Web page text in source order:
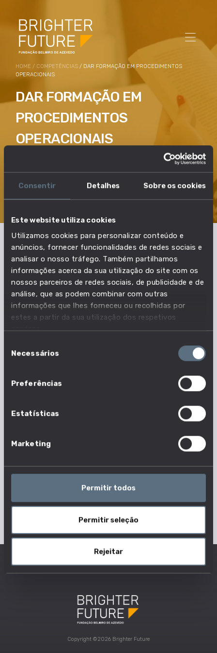
Consentir Detalhes Sobre os cookies
Este website utiliza cookies
Utilizamos cookies para personalizar conteúdo e
anúncios, fornecer funcionalidades de redes sociais e
analisar o nosso tráfego. Também partilhamos
informações acerca da sua utilização do site com os
nossos parceiros de redes sociais, de publicidade e de
análise, que as podem combinar com outras
informações que lhes forneceu ou recolhidas por
estes a partir da sua utilização dos respetivos
serviços.
deNecessários
Preferências
Estatísticas
Marketing
Permitir todos
Permitir seleção
Rejeitar
HOME / COMPETÊNCIAS / DAR FORMAÇÃO EM PROCEDIMENTOS
OPERACIONAIS
DAR FORMAÇÃO EM
PROCEDIMENTOS
OPERACIONAIS
Formar funcionários, estudantes ou clientes sobre
procedimentos operacionais no local de trabalho
e/ou demonstrar a utilização de equipamentos ou
produtos.
Em que profissões esta
competência é essencial?
Acompanha as necessidades do mercado de
trabalho e descobre quais as profissões em que
esta competência é essencial.
109 em 1630 profissões
essencial
Copyright ©2026 Brighter Future